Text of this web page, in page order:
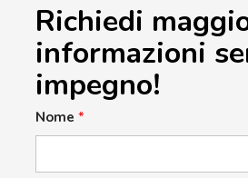
Richiedi
informazioni
impegno!
Nome *